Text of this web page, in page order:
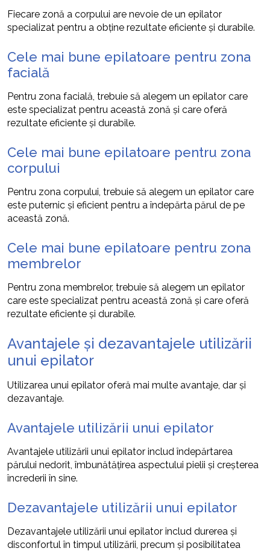
Fiecare zonă a corpului are nevoie de un epilator
specializat pentru a obține rezultate eficiente și durabile.
Cele mai bune epilatoare pentru zona
facială
Pentru zona facială, trebuie să alegem un epilator care
este specializat pentru această zonă și care oferă
rezultate eficiente și durabile.
Cele mai bune epilatoare pentru zona
corpului
Pentru zona corpului, trebuie să alegem un epilator care
este puternic și eficient pentru a îndepărta părul de pe
această zonă.
Cele mai bune epilatoare pentru zona
membrelor
Pentru zona membrelor, trebuie să alegem un epilator
care este specializat pentru această zonă și care oferă
rezultate eficiente și durabile.
Avantajele și dezavantajele utilizării
unui epilator
Utilizarea unui epilator oferă mai multe avantaje, dar și
dezavantaje.
Avantajele utilizării unui epilator
Avantajele utilizării unui epilator includ îndepărtarea
părului nedorit, îmbunătățirea aspectului pielii și creșterea
încrederii în sine.
Dezavantajele utilizării unui epilator
Dezavantajele utilizării unui epilator includ durerea și
disconfortul în timpul utilizării, precum și posibilitatea